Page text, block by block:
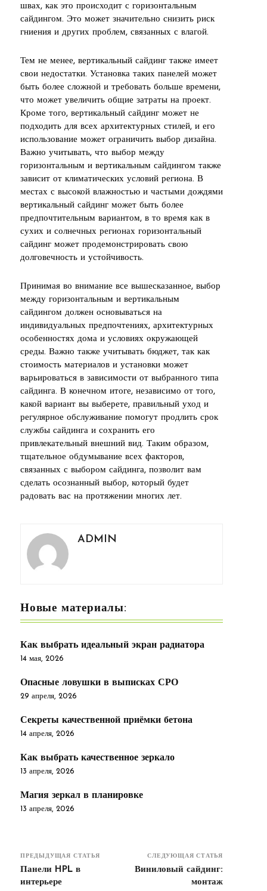
швах, как это происходит с горизонтальным
сайдингом. Это может значительно снизить риск
гниения и других проблем, связанных с влагой.
Тем не менее, вертикальный сайдинг также имеет
свои недостатки. Установка таких панелей может
быть более сложной и требовать больше времени,
что может увеличить общие затраты на проект.
Кроме того, вертикальный сайдинг может не
подходить для всех архитектурных стилей, и его
использование может ограничить выбор дизайна.
Важно учитывать, что выбор между
горизонтальным и вертикальным сайдингом также
зависит от климатических условий региона. В
местах с высокой влажностью и частыми дождями
вертикальный сайдинг может быть более
предпочтительным вариантом, в то время как в
сухих и солнечных регионах горизонтальный
сайдинг может продемонстрировать свою
долговечность и устойчивость.
Принимая во внимание все вышесказанное, выбор
между горизонтальным и вертикальным
сайдингом должен основываться на
индивидуальных предпочтениях, архитектурных
особенностях дома и условиях окружающей
среды. Важно также учитывать бюджет, так как
стоимость материалов и установки может
варьироваться в зависимости от выбранного типа
сайдинга. В конечном итоге, независимо от того,
какой вариант вы выберете, правильный уход и
регулярное обслуживание помогут продлить срок
службы сайдинга и сохранить его
привлекательный внешний вид. Таким образом,
тщательное обдумывание всех факторов,
связанных с выбором сайдинга, позволит вам
сделать осознанный выбор, который будет
радовать вас на протяжении многих лет.
ADMIN
Новые материалы:
Как выбрать идеальный экран радиатора
14 мая, 2026
Опасные ловушки в выписках СРО
29 апреля, 2026
Секреты качественной приёмки бетона
14 апреля, 2026
Как выбрать качественное зеркало
13 апреля, 2026
Магия зеркал в планировке
13 апреля, 2026
ПРЕДЫДУЩАЯ СТАТЬЯ
Панели HPL в
интерьере
СЛЕДУЮЩАЯ СТАТЬЯ
Виниловый сайдинг:
монтаж